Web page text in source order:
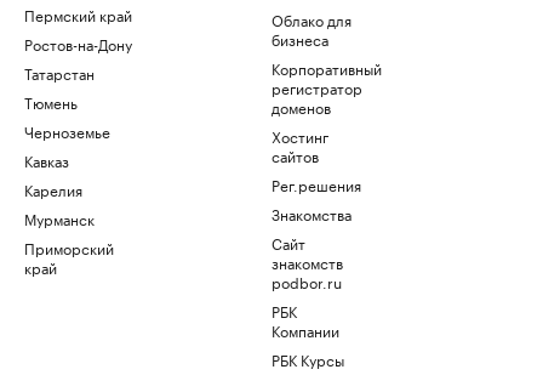
Пермский край
Ростов-на-Дону
Татарстан
Тюмень
Черноземье
Кавказ
Карелия
Мурманск
Приморский
край
Облако для
бизнеса
Корпоративный
регистратор
доменов
Хостинг
сайтов
Рег.решения
Знакомства
Сайт
знакомств
podbor.ru
РБК
Компании
РБК Курсы